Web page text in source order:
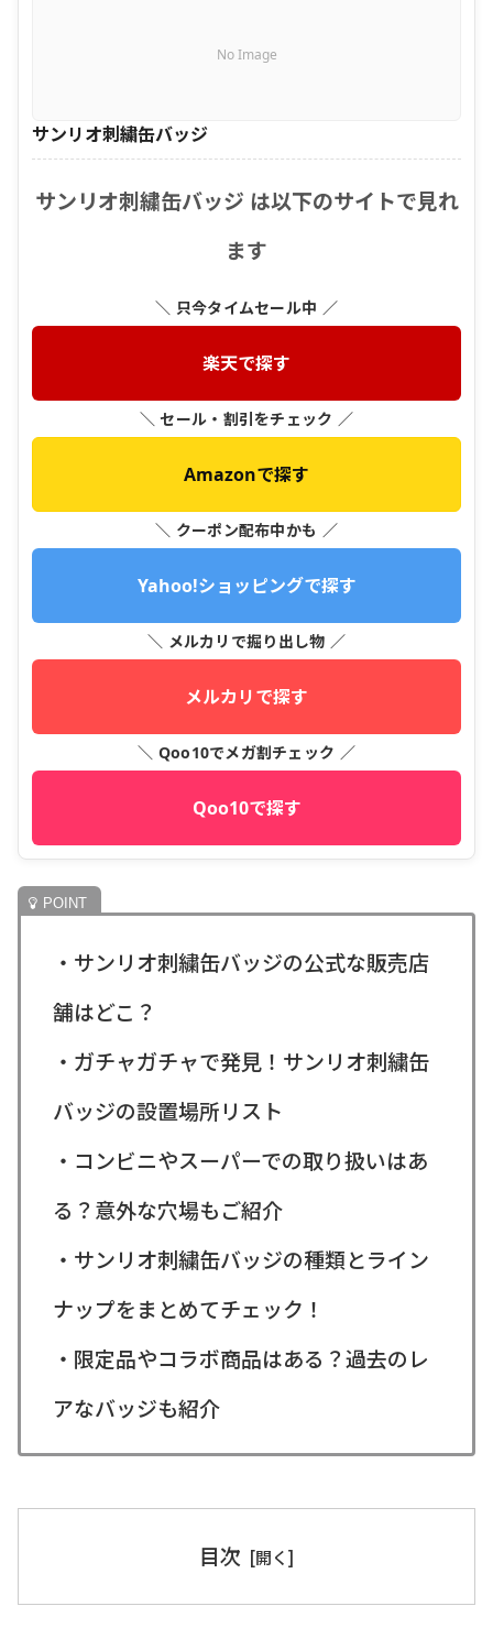
No Image
サンリオ刺繍缶バッジ
サンリオ刺繍缶バッジ は以下のサイトで見れ
ます
＼ 只今タイムセール中 ／
楽天で探す
＼ セール・割引をチェック ／
Amazonで探す
＼ クーポン配布中かも ／
Yahoo!ショッピングで探す
＼ メルカリで掘り出し物 ／
メルカリで探す
＼ Qoo10でメガ割チェック ／
Qoo10で探す
・サンリオ刺繍缶バッジの公式な販売店
舗はどこ？
・ガチャガチャで発見！サンリオ刺繍缶
バッジの設置場所リスト
・コンビニやスーパーでの取り扱いはあ
る？意外な穴場もご紹介
・サンリオ刺繍缶バッジの種類とライン
ナップをまとめてチェック！
・限定品やコラボ商品はある？過去のレ
アなバッジも紹介
目次